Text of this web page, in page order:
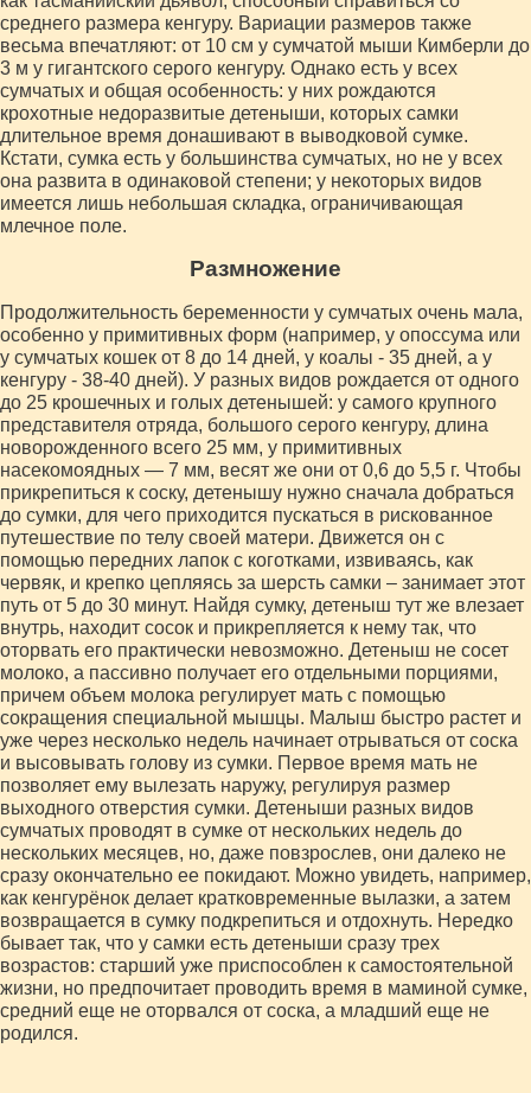
среднего размера кенгуру. Вариации размеров также
весьма впечатляют: от 10 см у сумчатой мыши Кимберли до
3 м у гигантского серого кенгуру. Однако есть у всех
сумчатых и общая особенность: у них рождаются
крохотные недоразвитые детеныши, которых самки
длительное время донашивают в выводковой сумке.
Кстати, сумка есть у большинства сумчатых, но не у всех
она развита в одинаковой степени; у некоторых видов
имеется лишь небольшая складка, ограничивающая
млечное поле.
Размножение
Продолжительность беременности у сумчатых очень мала,
особенно у примитивных форм (например, у опоссума или
у сумчатых кошек от 8 до 14 дней, у коалы - 35 дней, а у
кенгуру - 38-40 дней). У разных видов рождается от одного
до 25 крошечных и голых детенышей: у самого крупного
представителя отряда, большого серого кенгуру, длина
новорожденного всего 25 мм, у примитивных
насекомоядных — 7 мм, весят же они от 0,6 до 5,5 г. Чтобы
прикрепиться к соску, детенышу нужно сначала добраться
до сумки, для чего приходится пускаться в рискованное
путешествие по телу своей матери. Движется он с
помощью передних лапок с коготками, извиваясь, как
червяк, и крепко цепляясь за шерсть самки – занимает этот
путь от 5 до 30 минут. Найдя сумку, детеныш тут же влезает
внутрь, находит сосок и прикрепляется к нему так, что
оторвать его практически невозможно. Детеныш не сосет
молоко, а пассивно получает его отдельными порциями,
причем объем молока регулирует мать с помощью
сокращения специальной мышцы. Малыш быстро растет и
уже через несколько недель начинает отрываться от соска
и высовывать голову из сумки. Первое время мать не
позволяет ему вылезать наружу, регулируя размер
выходного отверстия сумки. Детеныши разных видов
сумчатых проводят в сумке от нескольких недель до
нескольких месяцев, но, даже повзрослев, они далеко не
сразу окончательно ее покидают. Можно увидеть, например,
как кенгурёнок делает кратковременные вылазки, а затем
возвращается в сумку подкрепиться и отдохнуть. Нередко
бывает так, что у самки есть детеныши сразу трех
возрастов: старший уже приспособлен к самостоятельной
жизни, но предпочитает проводить время в маминой сумке,
средний еще не оторвался от соска, а младший еще не
родился.